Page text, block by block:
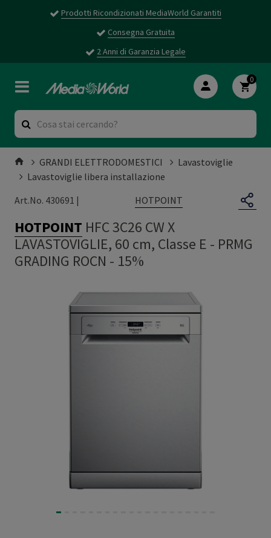
Prodotti Ricondizionati MediaWorld Garantiti
Consegna Gratuita
2 Anni di Garanzia Legale
0
GRANDI ELETTRODOMESTICI
Lavastoviglie
Lavastoviglie libera installazione
Art.No. 430691 |
HOTPOINT
HOTPOINT HFC 3C26 CW X
LAVASTOVIGLIE, 60 cm, Classe E - PRMG
GRADING ROCN - 15%